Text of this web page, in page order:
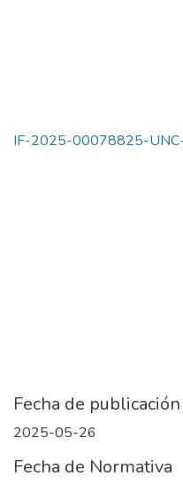
IF-2025-00078825-
Fecha de
2025-05-26
Fecha de Normativa